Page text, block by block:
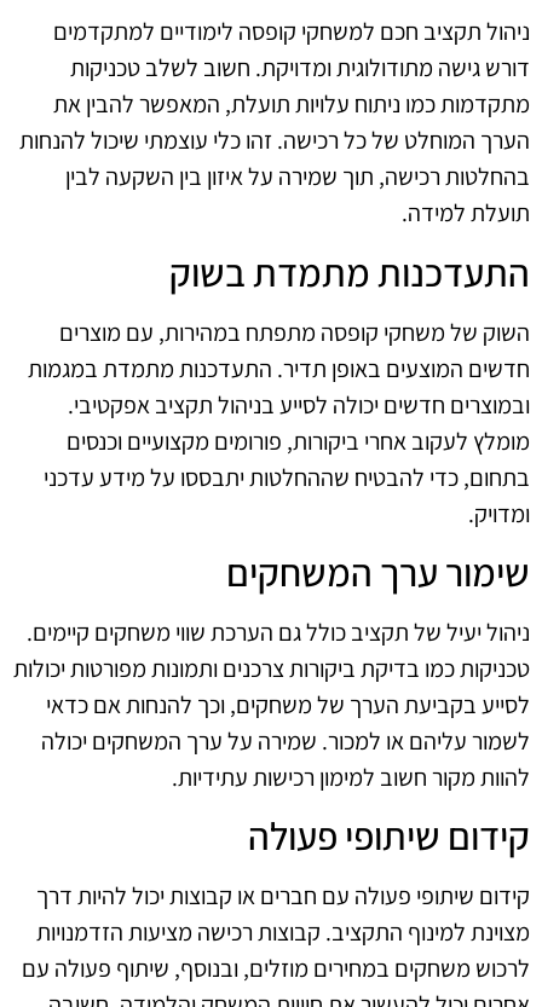
ניהול תקציב חכם למשחקי קופסה לימודיים למתקדמים
דורש גישה מתודולוגית ומדויקת. חשוב לשלב טכניקות
מתקדמות כמו ניתוח עלויות תועלת, המאפשר להבין את
הערך המוחלט של כל רכישה. זהו כלי עוצמתי שיכול להנחות
בהחלטות רכישה, תוך שמירה על איזון בין השקעה לבין
תועלת למידה.
התעדכנות מתמדת בשוק
השוק של משחקי קופסה מתפתח במהירות, עם מוצרים
חדשים המוצעים באופן תדיר. התעדכנות מתמדת במגמות
ובמוצרים חדשים יכולה לסייע בניהול תקציב אפקטיבי.
מומלץ לעקוב אחרי ביקורות, פורומים מקצועיים וכנסים
בתחום, כדי להבטיח שההחלטות יתבססו על מידע עדכני
ומדויק.
שימור ערך המשחקים
ניהול יעיל של תקציב כולל גם הערכת שווי משחקים קיימים.
טכניקות כמו בדיקת ביקורות צרכנים ותמונות מפורטות יכולות
לסייע בקביעת הערך של משחקים, וכך להנחות אם כדאי
לשמור עליהם או למכור. שמירה על ערך המשחקים יכולה
להוות מקור חשוב למימון רכישות עתידיות.
קידום שיתופי פעולה
קידום שיתופי פעולה עם חברים או קבוצות יכול להיות דרך
מצוינת למינוף התקציב. קבוצות רכישה מציעות הזדמנויות
לרכוש משחקים במחירים מוזלים, ובנוסף, שיתוף פעולה עם